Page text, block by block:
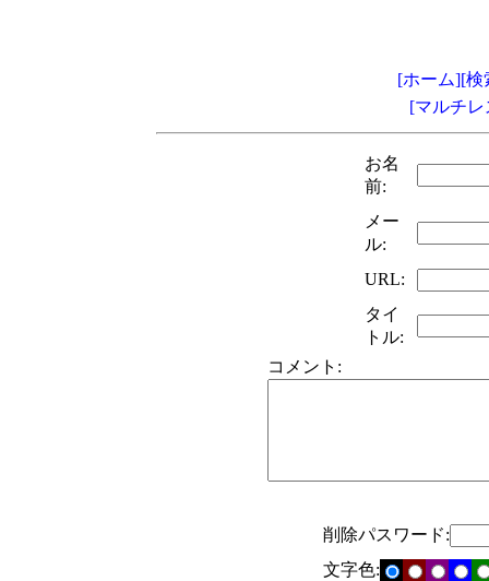
[ホーム][検
[マルチ
お名
前:
メー
ル:
URL:
タイ
トル:
コメント:
削除パスワード:
文字色: